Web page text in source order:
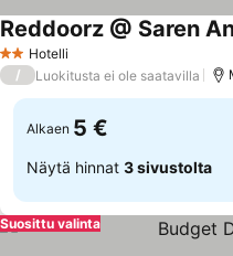
2 Tähtiluokitus
Hotelli
Reddoorz @ Saren
/ Luokitusta ei ole saatavilla
Alkaen 5 €
Näytä hinnat 3 sivustolta
Suosittu valinta